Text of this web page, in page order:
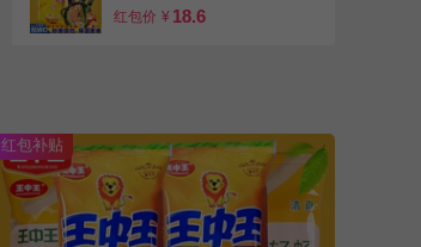
肠
红包价 ¥ 18.6
红包补贴